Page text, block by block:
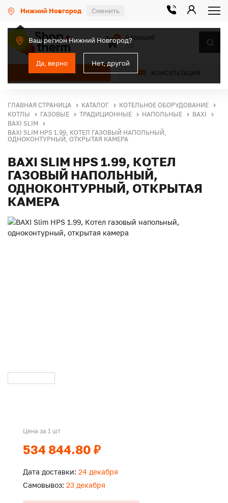
Нижний Новгород Сменить
Ваш регион Нижний Новгород?
Да, верно Нет, другой
КАТАЛОГ КОНСУЛЬТАЦИЯ
0
0 позиций
ГЛАВНАЯ СТРАНИЦА КАТАЛОГ
КОТЕЛЬНОЕ ОБОРУДОВАНИЕ
КОТЛЫ
ГАЗОВЫЕ ТРАДИЦИОННЫЕ НАПОЛЬНЫЕ
BAXI
BAXI SLIM
BAXI SLIM HPS 1.99, КОТЕЛ ГАЗОВЫЙ НАПОЛЬНЫЙ,
ОДНОКОНТУРНЫЙ, ОТКРЫТАЯ КАМЕРА
BAXI SLIM HPS 1.99, КОТЕЛ
ГАЗОВЫЙ НАПОЛЬНЫЙ,
ОДНОКОНТУРНЫЙ, ОТКРЫТАЯ
КАМЕРА
Цена за 1 шт
534 844.80 ₽
Дата доставки: 24 декабря
Самовывоз: 23 декабря